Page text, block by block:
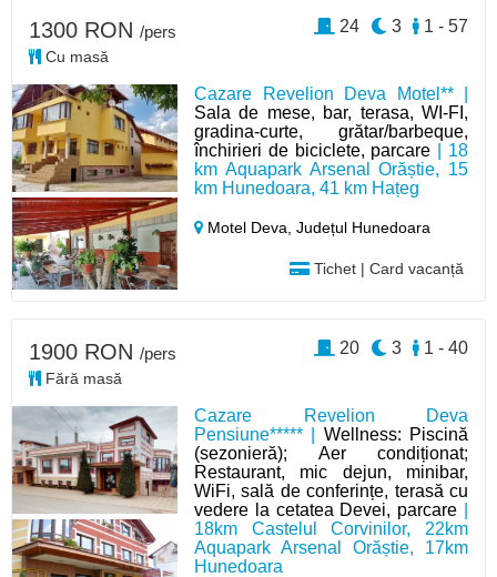
Cazare Revelion Deva Motel** |
Sala de mese, bar, terasa, WI-FI,
gradina-curte, grătar/barbeque,
închirieri de biciclete, parcare | 18
km Aquapark Arsenal Orăștie, 15
km Hunedoara, 41 km Hațeg
Motel Deva,Județul Hunedoara
Tichet | Card vacanță
1300 RON /pers
Cu masă
1 - 57
3
24
Cazare Revelion Deva
Pensiune***** | Wellness: Piscină
(sezonieră); Aer condiționat;
Restaurant, mic dejun, minibar,
WiFi, sală de conferințe, terasă cu
vedere la cetatea Devei, parcare
18km Castelul Corvinilor, 22km
Aquapark Arsenal Orăștie, 17km
Hunedoara
1900 RON /pers
Fără masă
1 - 40
3
20